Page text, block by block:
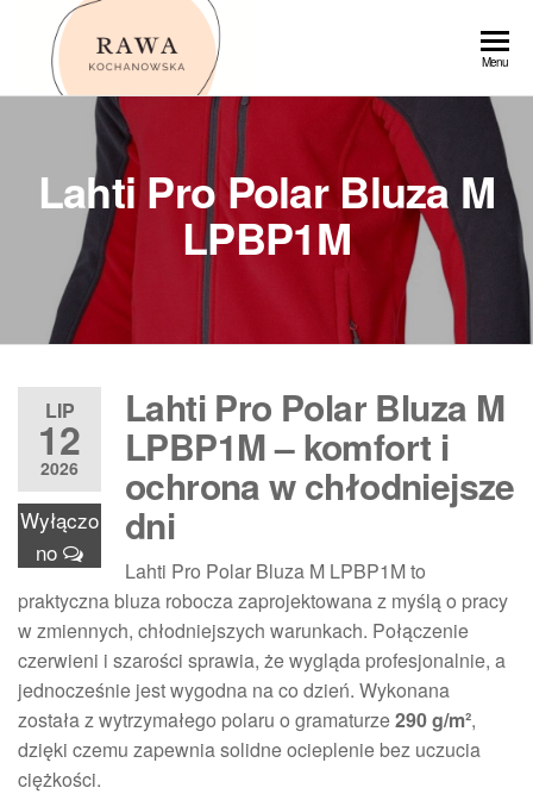
Przejdź
Menu
Lahti Pro Polar Bluza M
LPBP1M
LIP
12
2026
Wyłączo
no
Lahti Pro Polar Bluza M
LPBP1M – komfort i
ochrona w chłodniejsze
dni
Lahti Pro Polar Bluza M LPBP1M to
praktyczna bluza robocza zaprojektowana z myślą o pracy
w zmiennych, chłodniejszych warunkach. Połączenie
czerwieni i szarości sprawia, że wygląda profesjonalnie, a
jednocześnie jest wygodna na co dzień. Wykonana
została z wytrzymałego polaru o gramaturze290 g/m²,
dzięki czemu zapewnia solidne ocieplenie bez uczucia
ciężkości.